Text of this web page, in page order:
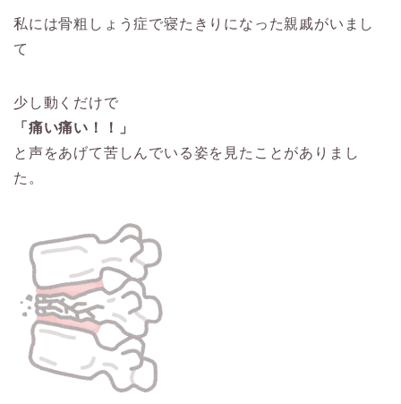
私には骨粗しょう症で寝たきりになった親戚がいまし
て
少し動くだけで
「痛い痛い！！」
と声をあげて苦しんでいる姿を見たことがありまし
た。